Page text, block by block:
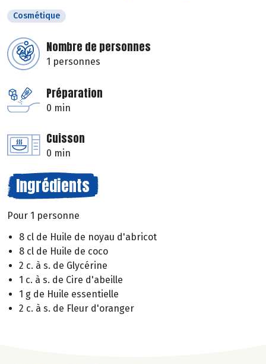
Cosmétique
Nombre de personnes
1 personnes
Préparation
0 min
Cuisson
0 min
Ingrédients
Pour 1 personne
8 cl de Huile de noyau d'abricot
8 cl de Huile de coco
2 c. à s. de Glycérine
1 c. à s. de Cire d'abeille
1 g de Huile essentielle
2 c. à s. de Fleur d'oranger